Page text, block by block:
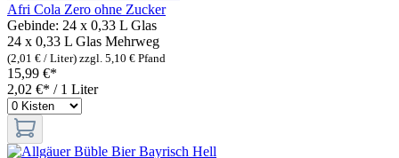
Afri Cola Zero ohne Zucker
Gebinde: 24 x 0,33 L Glas
24 x 0,33 L Glas Mehrweg
(2,01 € / Liter) zzgl. 5,10 € Pfand
15,99 €*
2,02 €* / 1 Liter